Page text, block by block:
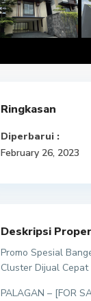
Ringkasan
Diperbarui :
February 26, 2023
Deskripsi
Promo Spesial
Cluster Dijual
PALAGAN – [FOR